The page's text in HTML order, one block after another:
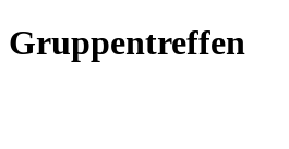
Gruppentreffen